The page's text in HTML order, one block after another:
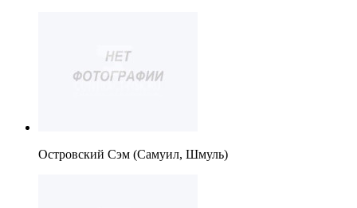
Островский Сэм (Самуил, Шмуль)